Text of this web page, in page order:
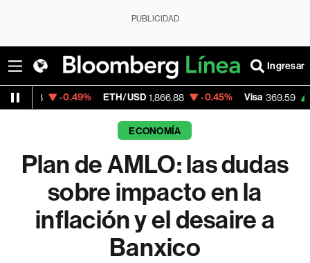
PUBLICIDAD
Ingresar
ETH/USD 1,866.88 -0.45% Visa 369.59 +1.07%
ECONOMÍA
Plan de AMLO: las dudas
sobre impacto en la
inflación y el desaire a
Banxico